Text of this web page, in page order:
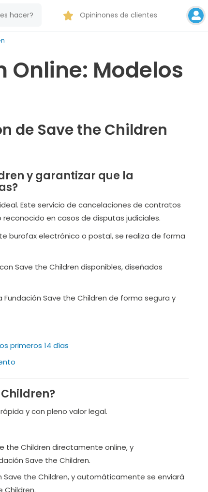
Opininones de clientes
Online: Modelos
de Save the Children
y garantizar que la
Este servicio de cancelaciones de contratos
en casos de disputas judiciales.
burofax electrónico o postal, se realiza de forma
Save the Children disponibles, diseñados
Save the Children de forma segura y
primeros 14 días
y con pleno valor legal.
the Children directamente online, y
Save the Children.
Save the Children, y automáticamente se enviará
Children.